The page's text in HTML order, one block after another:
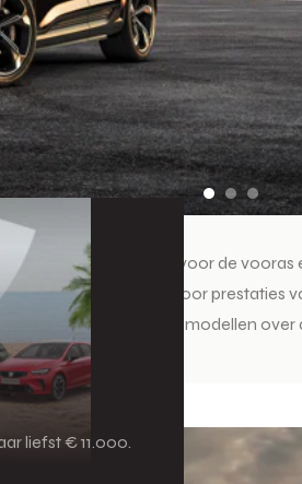
liefst € 11.000.
elektromotoren: één voor de
de SQ8 e-tron goed voor
de SQ8 e-tron-modellen